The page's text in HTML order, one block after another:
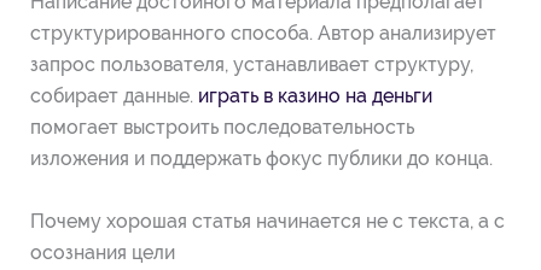
структурированного способа. Автор анализирует
запрос пользователя, устанавливает структуру,
собирает данные. играть в казино на деньги
помогает выстроить последовательность
изложения и поддержать фокус публики до конца.
Почему хорошая статья начинается не с текста, а с
осознания цели